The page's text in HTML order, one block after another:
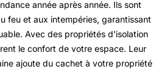
année après année. Ils sont
feu et aux intempéries, garantissant
Avec des propriétés d’isolation
le confort de votre espace. Leur
ajoute du cachet à votre propriété